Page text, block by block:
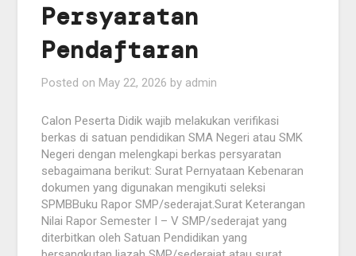
Persyaratan
Pendaftaran
Posted on May 22, 2026 by admin
Calon Peserta Didik wajib melakukan verifikasi
berkas di satuan pendidikan SMA Negeri atau SMK
Negeri dengan melengkapi berkas persyaratan
sebagaimana berikut: Surat Pernyataan Kebenaran
dokumen yang digunakan mengikuti seleksi
SPMBBuku Rapor SMP/sederajat.Surat Keterangan
Nilai Rapor Semester I – V SMP/sederajat yang
diterbitkan oleh Satuan Pendidikan yang